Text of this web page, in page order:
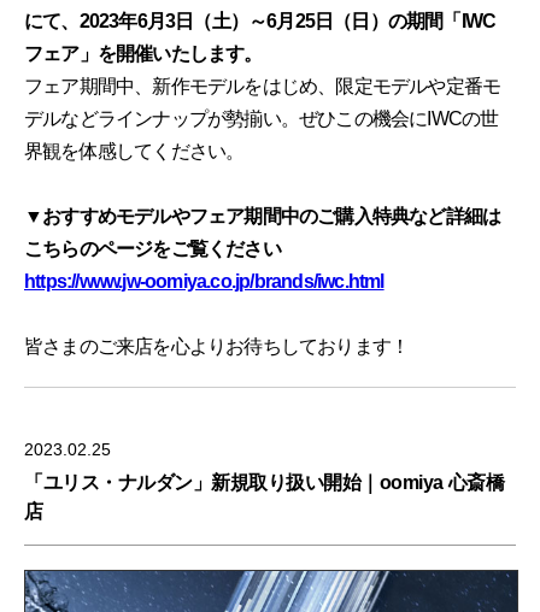
にて、2023年6月3日（土）～6月25日（日）の期間「IWC
フェア」を開催いたします。
フェア期間中、新作モデルをはじめ、限定モデルや定番モ
デルなどラインナップが勢揃い。ぜひこの機会にIWCの世
界観を体感してください。
▼おすすめモデルやフェア期間中のご購入特典など詳細は
こちらのページをご覧ください
https://www.jw-oomiya.co.jp/brands/iwc.html
皆さまのご来店を心よりお待ちしております！
2023.02.25
「ユリス・ナルダン」新規取り扱い開始｜oomiya 心斎橋
店